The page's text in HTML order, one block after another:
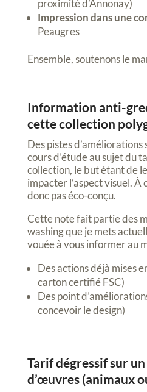
proximité d’Annonay)
Impression dans une
Peaugres
Ensemble, soutenons le
Information anti-
cette collection
Des pistes
cours d’étude au sujet du
collection, le but étant de
impacter l’aspect visuel. À
donc pas éco-conçu.
Cette note fait partie des
washing que je mets
vouée à vous informer au
Des actions déjà mises
carton certifié FSC)
Des point
concevoir le design)
Tarif dégressif sur
d’œuvres (animaux